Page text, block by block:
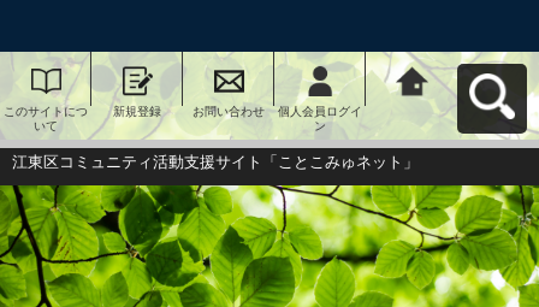
このサイトにつ
いて
新規登録 お問い合わせ
個人会員ログイ
ン
江東区コミュニ
ティ活動支援サ
イト「ことこみ
ゅネット」へ戻
る
江東区コミュニティ活動支援サイト「ことこみゅネット」